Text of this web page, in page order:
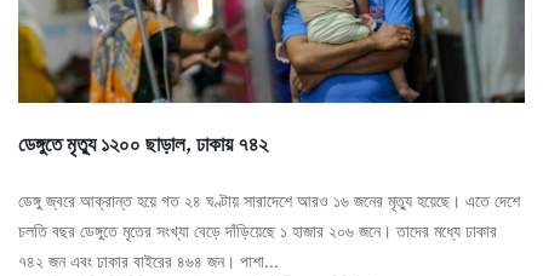
ডেঙ্গুতে মৃত্যু ১২০০ ছাড়াল, ঢাকায় ৭৪২
ডেঙ্গু জ্বরে আক্রান্ত হয়ে গত ২৪ ঘণ্টায় সারাদেশে আরও ১৬ জনের মৃত্যু হয়েছে। এতে দেশে
চলতি বছর ডেঙ্গুতে মৃতের সংখ্যা বেড়ে দাঁড়িয়েছে ১ হাজার ২০৬ জনে। তাদের মধ্যে ঢাকার
৭৪২ জন এবং ঢাকার বাইরের ৪৬৪ জন। পাশা...